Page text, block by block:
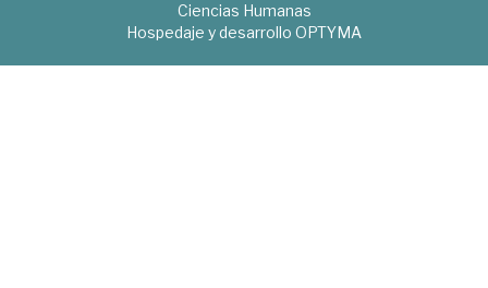
Ciencias Humanas
Hospedaje y desarrollo OPTYMA